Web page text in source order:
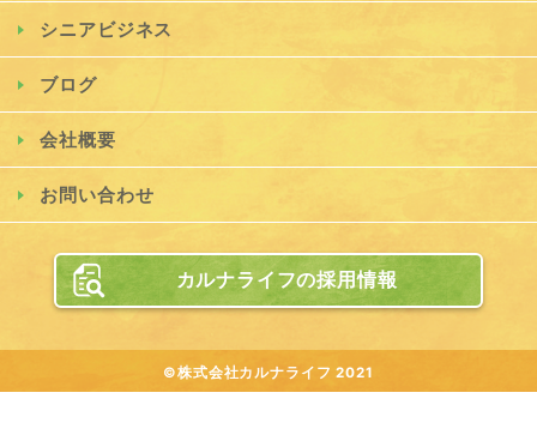
シニアビジネス
ブログ
会社概要
お問い合わせ
カルナライフの採用情報
©株式会社カルナライフ 2021